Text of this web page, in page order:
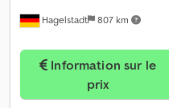
Hagelstadt 807 km
prix